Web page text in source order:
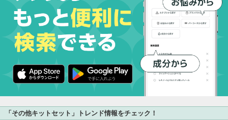
「その他キットセット」トレンド情報をチェック！